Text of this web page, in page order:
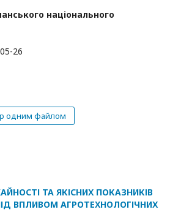
національного
26
одним файлом
ТА ЯКІСНИХ ПОКАЗНИКІВ
ВПЛИВОМ АГРОТЕХНОЛОГІЧНИХ